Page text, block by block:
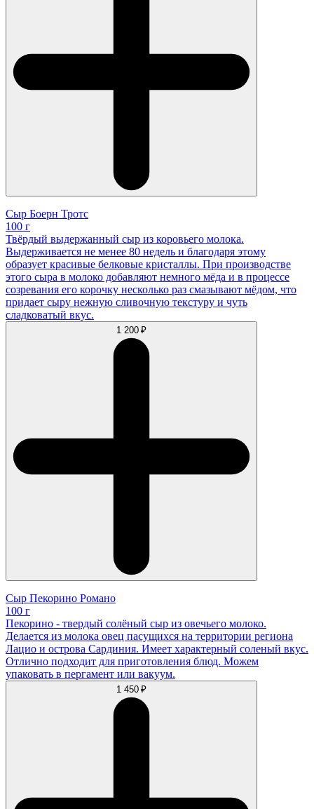
Сыр Боерн Тротс
100 г
Твёрдый выдержанный сыр из коровьего молока.
Выдерживается не менее 80 недель и благодаря этому
образует красивые белковые кристаллы. При производстве
этого сыра в молоко добавляют немного мёда и в процессе
созревания его корочку несколько раз смазывают мёдом, что
придает сыру нежную сливочную текстуру и чуть
сладковатый вкус.
1 200 ₽
Сыр Пекорино Романо
100 г
Пекорино - твердый солёный сыр из овечьего молоко.
Делается из молока овец пасущихся на территории региона
Лацио и острова Сардиния. Имеет характерный соленый вкус.
Отлично подходит для приготовления блюд. Можем
упаковать в пергамент или вакуум.
1 450 ₽